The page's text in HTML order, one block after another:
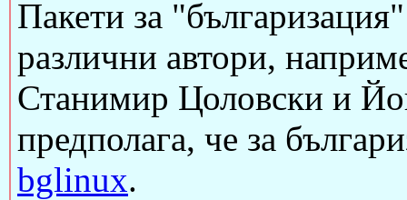
Пакети за
различни автори,
Станимир Цоловски и
предполага, че за
bglinux.